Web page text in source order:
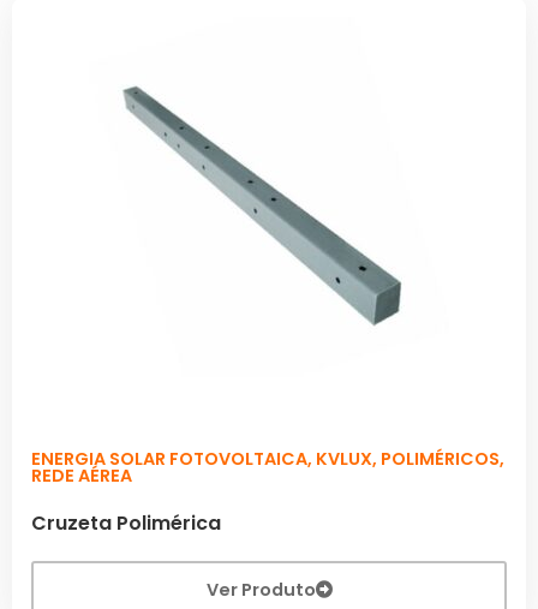
ENERGIA SOLAR FOTOVOLTAICA, KVLUX, POLIMÉRICOS,
REDE AÉREA
Cruzeta Polimérica
Ver Produto